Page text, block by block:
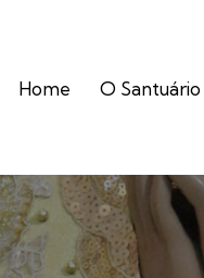
Home O Santuário